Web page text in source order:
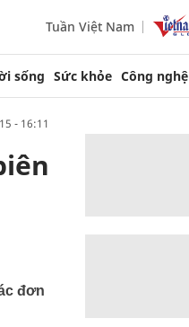
Tuần Việt Nam
sống Sức khỏe Công nghệ
- 16:11
đơn